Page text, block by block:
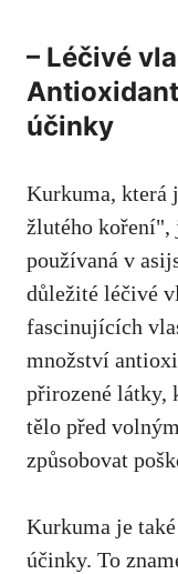
– Léčivé
účinky
Kurkuma, která
žlutého ⁣koření",
používaná v
důležité léčivé‍
fascinujících​
množství
přirozené látky,
tělo před
způsobovat
Kurkuma je
účinky. To